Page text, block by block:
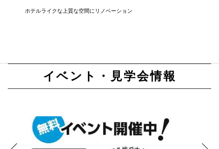
ホテルライクな上質な空間にリノベーション
イベント・見学会情報